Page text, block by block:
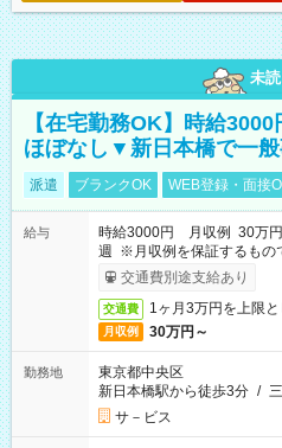
未読
【在宅勤務OK】時給
ほぼなし▼新日本橋で一
派遣 ブランクOK WEB登録・面接
給与
時給3000円 月収例 30万
週 ※月収例を保証するもの
ービス利用可（利用条件有）
交通費別途支給あり
交通費 1ヶ月3万円を上限
月収例 30万円～
勤務地
東京都中央区
新日本橋駅から徒歩3分 /
サ－ビス